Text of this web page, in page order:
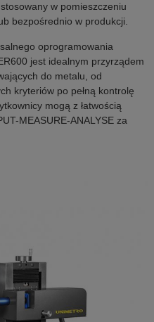
w pomieszczeniu
bezpośrednio w produkcji.
oprogramowania
jest idealnym przyrządem
do metalu, od
kryteriów po pełną kontrolę
mogą z łatwością
MEASURE-ANALYSE za